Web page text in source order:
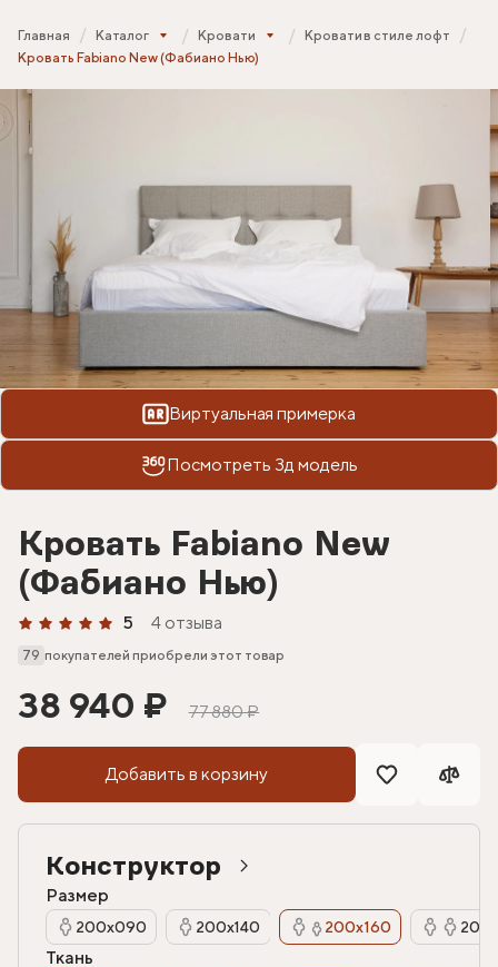
Главная Каталог Кровати
Кровати в стиле лофт
Кровать Fabiano New (Фабиано Нью)
Виртуальная примерка
Посмотреть 3д модель
Кровать Fabiano New
(Фабиано Нью)
5 4 отзыва
79 покупателей приобрели этот товар
38 940 ₽ 77 880 ₽
Добавить в корзину
Конструктор
Размер
200х090 200х140 200х160
Ткань